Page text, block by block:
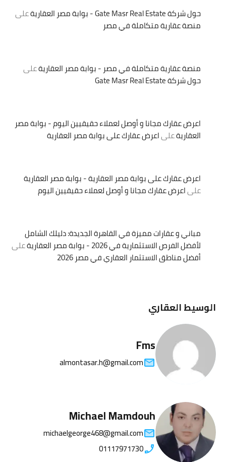
حول شركة Gate Masr Real Estate - بوابة مصر العقارية
على
منصة عقارية متكاملة في مصر
منصة عقارية متكاملة في مصر - بوابة مصر العقاريةعلى
حول شركة Gate Masr Real Estate
اعرض عقارك مجانا و أوصل لعملاء حقيقيين اليوم - بوابة مصر
العقاريةعلىاعرض عقارك على بوابة مصر العقارية
اعرض عقارك على بوابة مصر العقارية - بوابة مصر العقارية
علىاعرض عقارك مجانا و أوصل لعملاء حقيقيين اليوم
مباني و عقارات مميزة في القاهرة الجديدة: دليلك الشامل
لأفضل الفرص الاستثمارية في 2026 - بوابة مصر العقارية
على
أفضل مناطق الاستثمار العقاري في مصر 2026
الوسيط العقاري
Fms
almontasar.h@gmail.com
Michael Mamdouh
michaelgeorge468@gmail.com
01117971730